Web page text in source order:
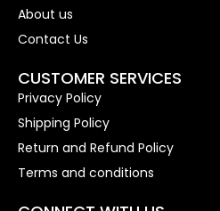
About us
Contact Us
CUSTOMER SERVICES
Privacy Policy
Shipping Policy
Return and Refund Policy
Terms and conditions